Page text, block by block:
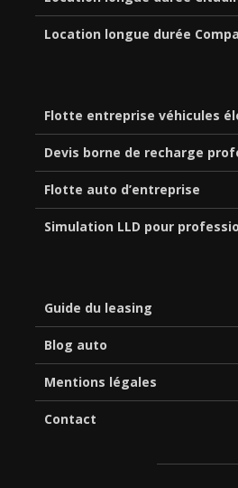
Location longue durée
Flotte entreprise véhicules
Devis borne de recharge
Flotte auto d’entreprise
Simulation LLD pour
Guide du leasing
Blog auto
Mentions légales
Contact